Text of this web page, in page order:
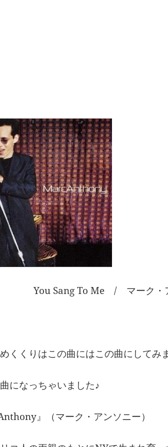
Sang To Me / マーク・ア
くくりはこの曲にはこの曲にしてみ
になっちゃいました♪
』（マーク・アンソニー）